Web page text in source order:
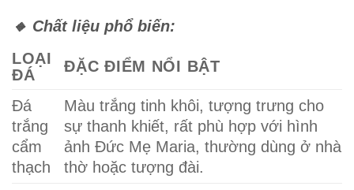
🔸 Chất liệu phổ biến:
LOẠI
ĐÁ
ĐẶC ĐIỂM NỔI BẬT
Đá
trắng
cẩm
thạch
Màu trắng tinh khôi, tượng trưng cho
sự thanh khiết, rất phù hợp với hình
ảnh Đức Mẹ Maria, thường dùng ở nhà
thờ hoặc tượng đài.